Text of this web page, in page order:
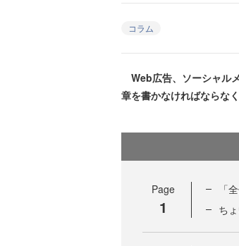
コラム
Web広告、ソーシャル
章を書かなければならな
Page
1
「
ち